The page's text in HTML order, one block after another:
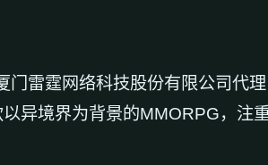
门雷霆网络科技股份有限公司代
异境界为背景的MMORPG，注